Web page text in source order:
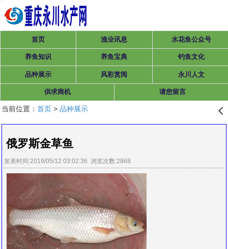
首页 渔业讯息 水花鱼公众号
养鱼知识 养鱼宝典 钓鱼文化
品种展示 风彩赏阅 永川人文
供求商机 请您留言
当前位置： 首页> 品种展示 󰊒
俄罗斯金草鱼
发表时间:2019/05/12 03:02:36 浏览次数:2868